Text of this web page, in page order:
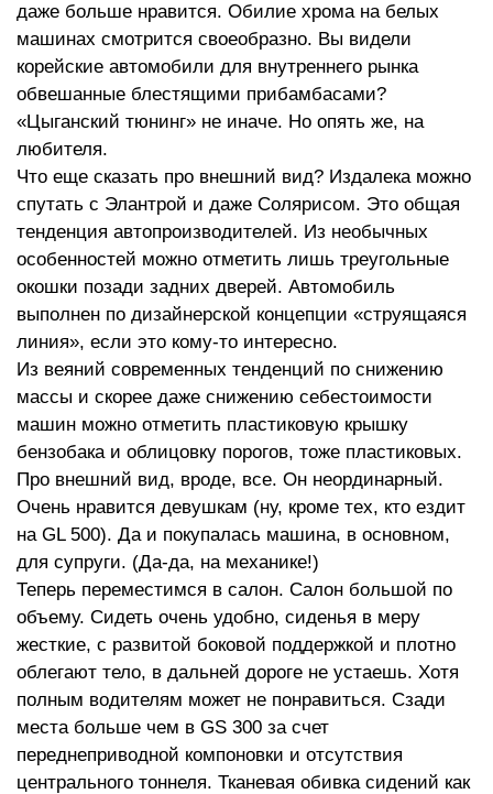
даже больше нравится. Обилие хрома на белых
машинах смотрится своеобразно. Вы видели
корейские автомобили для внутреннего рынка
обвешанные блестящими прибамбасами?
«Цыганский тюнинг» не иначе. Но опять же, на
любителя.
Что еще сказать про внешний вид? Издалека можно
спутать с Элантрой и даже Солярисом. Это общая
тенденция автопроизводителей. Из необычных
особенностей можно отметить лишь треугольные
окошки позади задних дверей. Автомобиль
выполнен по дизайнерской концепции «струящаяся
линия», если это кому-то интересно.
Из веяний современных тенденций по снижению
массы и скорее даже снижению себестоимости
машин можно отметить пластиковую крышку
бензобака и облицовку порогов, тоже пластиковых.
Про внешний вид, вроде, все. Он неординарный.
Очень нравится девушкам (ну, кроме тех, кто ездит
на GL 500). Да и покупалась машина, в основном,
для супруги. (Да-да, на механике!)
Теперь переместимся в салон. Салон большой по
объему. Сидеть очень удобно, сиденья в меру
жесткие, с развитой боковой поддержкой и плотно
облегают тело, в дальней дороге не устаешь. Хотя
полным водителям может не понравиться. Сзади
места больше чем в GS 300 за счет
переднеприводной компоновки и отсутствия
центрального тоннеля. Тканевая обивка сидений как